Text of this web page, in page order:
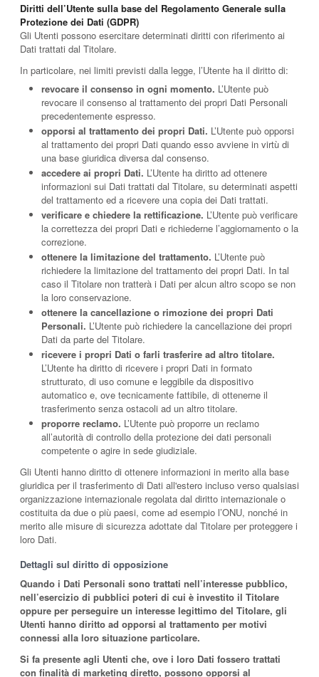
Diritti dell’Utente sulla base del Regolamento Generale sulla
Protezione dei Dati (GDPR)
Gli Utenti possono esercitare determinati diritti con riferimento ai
Dati trattati dal Titolare.
In particolare, nei limiti previsti dalla legge, l’Utente ha il diritto di:
revocare il consenso in ogni momento. L’Utente può
revocare il consenso al trattamento dei propri Dati Personali
precedentemente espresso.
opporsi al trattamento dei propri Dati. L’Utente può opporsi
al trattamento dei propri Dati quando esso avviene in virtù di
una base giuridica diversa dal consenso.
accedere ai propri Dati. L’Utente ha diritto ad ottenere
informazioni sui Dati trattati dal Titolare, su determinati aspetti
del trattamento ed a ricevere una copia dei Dati trattati.
verificare e chiedere la rettificazione. L’Utente può verificare
la correttezza dei propri Dati e richiederne l’aggiornamento o la
correzione.
ottenere la limitazione del trattamento. L’Utente può
richiedere la limitazione del trattamento dei propri Dati. In tal
caso il Titolare non tratterà i Dati per alcun altro scopo se non
la loro conservazione.
ottenere la cancellazione o rimozione dei propri Dati
Personali. L’Utente può richiedere la cancellazione dei propri
Dati da parte del Titolare.
ricevere i propri Dati o farli trasferire ad altro titolare.
L’Utente ha diritto di ricevere i propri Dati in formato
strutturato, di uso comune e leggibile da dispositivo
automatico e, ove tecnicamente fattibile, di ottenerne il
trasferimento senza ostacoli ad un altro titolare.
proporre reclamo. L’Utente può proporre un reclamo
all’autorità di controllo della protezione dei dati personali
competente o agire in sede giudiziale.
Gli Utenti hanno diritto di ottenere informazioni in merito alla base
giuridica per il trasferimento di Dati all'estero incluso verso qualsiasi
organizzazione internazionale regolata dal diritto internazionale o
costituita da due o più paesi, come ad esempio l’ONU, nonché in
merito alle misure di sicurezza adottate dal Titolare per proteggere i
loro Dati.
Dettagli sul diritto di opposizione
Quando i Dati Personali sono trattati nell’interesse pubblico,
nell’esercizio di pubblici poteri di cui è investito il Titolare
oppure per perseguire un interesse legittimo del Titolare, gli
Utenti hanno diritto ad opporsi al trattamento per motivi
connessi alla loro situazione particolare.
Si fa presente agli Utenti che, ove i loro Dati fossero trattati
con finalità di marketing diretto, possono opporsi al